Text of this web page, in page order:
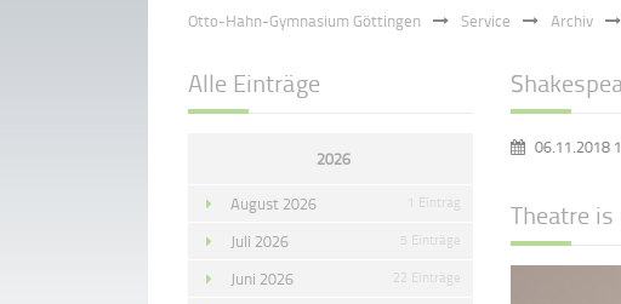
Otto-Hahn-Gymnasium Göttingen Service Archiv
06.11.2018
Theatre
Alle Einträge
2026
August 2026 1 Eintrag
Juli 2026 5 Einträge
Juni 2026 22 Einträge